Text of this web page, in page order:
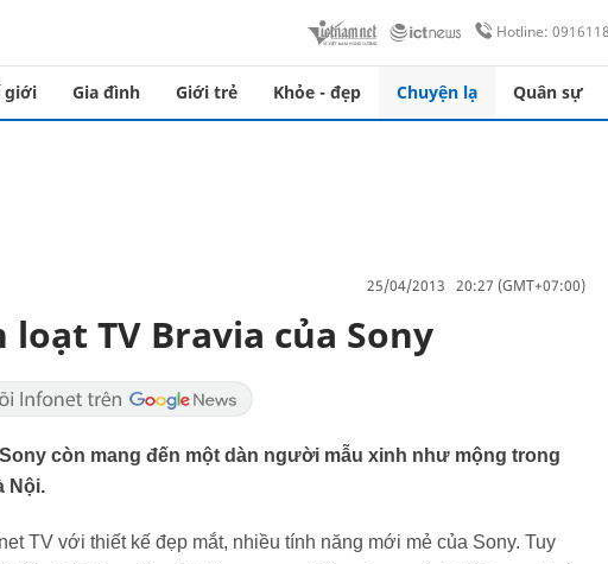
Hotline:
giới Gia đình Giới trẻ Khỏe - đẹp Chuyện lạ Quân sự
25/04/2013 20:27 (GMT+07:00)
TV Bravia của Sony
còn mang đến một dàn người mẫu xinh như mộng trong
Nội.
TV với thiết kế đẹp mắt, nhiều tính năng mới mẻ của Sony. Tuy